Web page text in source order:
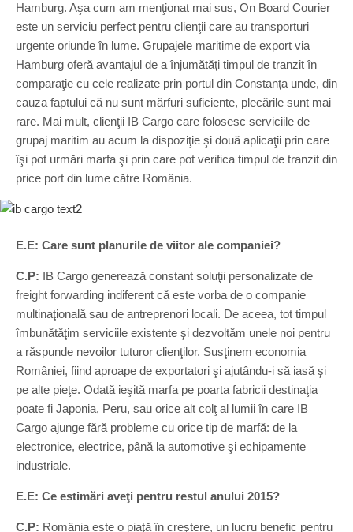
Hamburg. Aşa cum am menţionat mai sus, On Board Courier
este un serviciu perfect pentru clienţii care au transporturi
urgente oriunde în lume. Grupajele maritime de export via
Hamburg oferă avantajul de a înjumătăți timpul de tranzit în
comparaţie cu cele realizate prin portul din Constanța unde, din
cauza faptului că nu sunt mărfuri suficiente, plecările sunt mai
rare. Mai mult, clienţii IB Cargo care folosesc serviciile de
grupaj maritim au acum la dispoziţie şi două aplicaţii prin care
îşi pot urmări marfa şi prin care pot verifica timpul de tranzit din
price port din lume către România.
E.E: Care sunt planurile de viitor ale companiei?
C.P: IB Cargo generează constant soluţii personalizate de
freight forwarding indiferent că este vorba de o companie
multinaţională sau de antreprenori locali. De aceea, tot timpul
îmbunătăţim serviciile existente şi dezvoltăm unele noi pentru
a răspunde nevoilor tuturor clienţilor. Susţinem economia
României, fiind aproape de exportatori şi ajutându-i să iasă şi
pe alte pieţe. Odată ieşită marfa pe poarta fabricii destinaţia
poate fi Japonia, Peru, sau orice alt colţ al lumii în care IB
Cargo ajunge fără probleme cu orice tip de marfă: de la
electronice, electrice, până la automotive şi echipamente
industriale.
E.E: Ce estimări aveţi pentru restul anului 2015?
C.P: România este o piaţă în creştere, un lucru benefic pentru